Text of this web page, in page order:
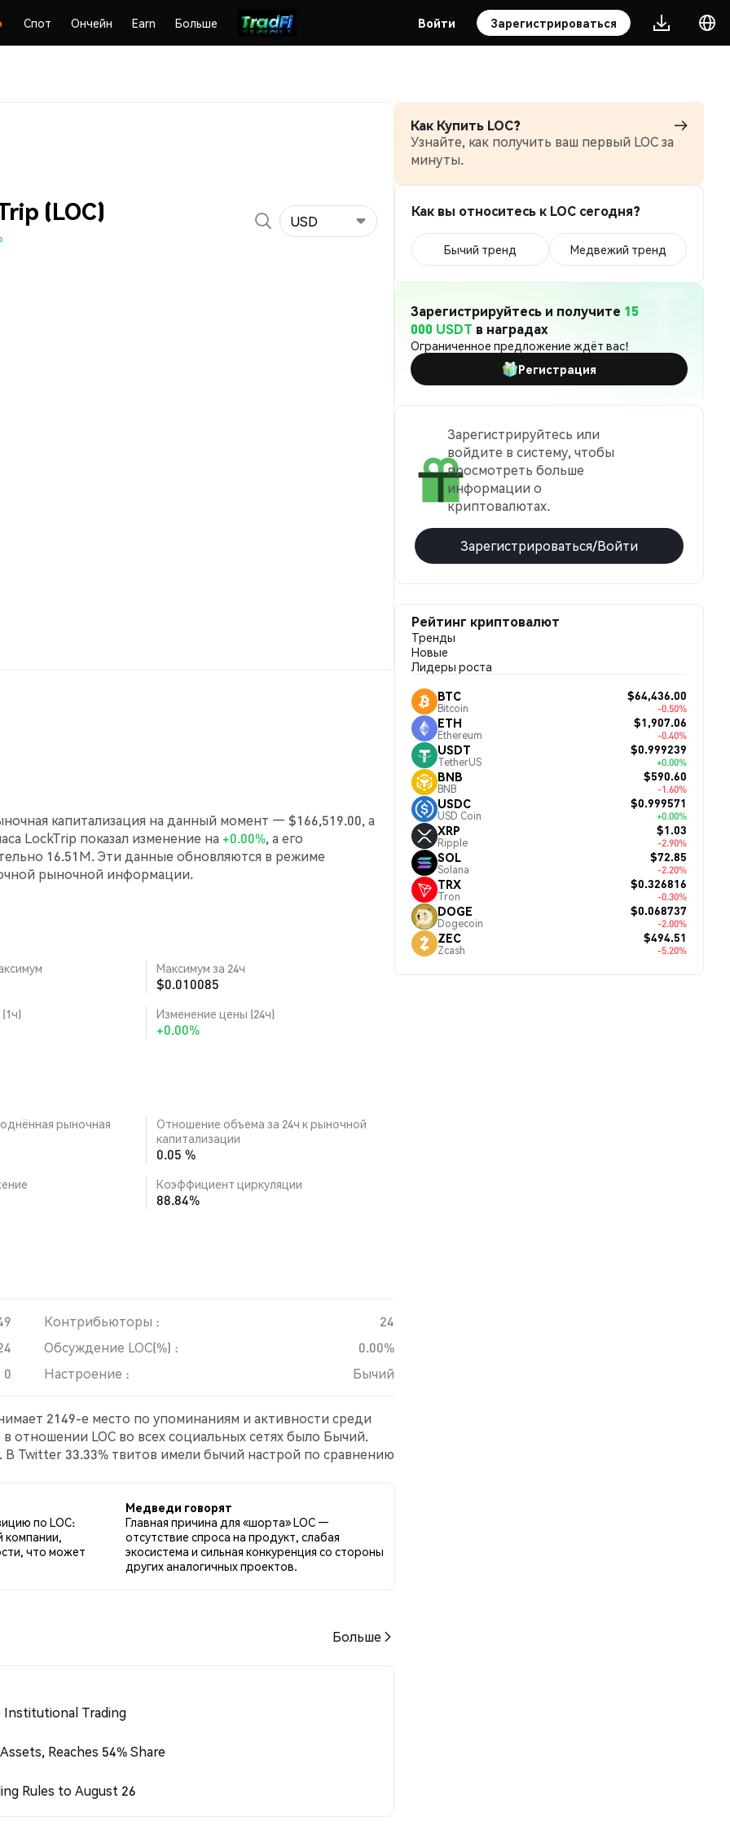
Спот Ончейн Earn Больше Войти Зарегистрироваться
(LOC) USD
капитализация на данный момент — $166,519.00, а
LockTrip показал изменение на +0.00%, а его
16.51M. Эти данные обновляются в режиме
рыночной информации.
Максимум за 24ч
$0.010085
Изменение цены (24ч)
+0.00%
рыночная
Отношение объема за 24ч к рыночной
капитализации
0.05 %
Коэффициент циркуляции
88.84%
Контрибьюторы :
24
Обсуждение LOC(%) :
0.00%
0 Настроение : Бычий
2149-е место по упоминаниям и активности среди
отношении LOC во всех социальных сетях было Бычий.
В Twitter 33.33% твитов имели бычий настрой по сравнению
по LOC:
компании,
что может
Медведи говорят
Главная причина для «шорта» LOC —
отсутствие спроса на продукт, слабая
экосистема и сильная конкуренция со стороны
других аналогичных проектов.
Больше
Institutional Trading
Reaches 54% Share
Rules to August 26
Как Купить LOC?
Узнайте, как получить ваш первый LOC за
минуты.
Как вы относитесь к LOC сегодня?
Бычий тренд Медвежий тренд
Зарегистрируйтесь и получите 15
000 USDT в наградах
Ограниченное предложение ждёт вас!
Регистрация
Зарегистрируйтесь или
войдите в систему, чтобы
просмотреть больше
информации о
криптовалютах.
Зарегистрироваться/Войти
Рейтинг криптовалют
Тренды
Новые
Лидеры роста
BTC
Bitcoin
$64,436.00
-0.50%
ETH
Ethereum
$1,907.06
-0.40%
USDT
TetherUS
$0.999239
+0.00%
BNB
BNB
$590.60
-1.60%
USDC
USD Coin
$0.999571
+0.00%
XRP
Ripple
$1.03
-2.90%
SOL
Solana
$72.85
-2.20%
TRX
Tron
$0.326816
-0.30%
DOGE
Dogecoin
$0.068737
-2.00%
ZEC
Zcash
$494.51
-5.20%